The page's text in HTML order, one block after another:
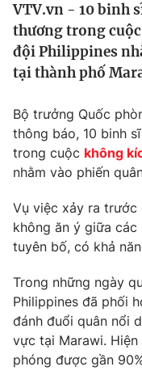
Thế giới
Tin tức
Thế giới đó đây
Câu chuyện quốc tế
Kinh tế
Thị trường
Góc doanh nghiệp
Dữ liệu và đời
Truyền hình
Hậu trường
Nhân vật
Khán giả
Giải sao mai
Giải trí
Điện ảnh
Sao
Đời sống
Du lịch
Làm đẹp
Chất lượng cuộc
Giáo dục
Tuyển sinh
Học trực tuyến
Công nghệ
VTV.vn - 10 binh
thương trong
đội Philippines
tại thành phố
Bộ trưởng Quốc
thông báo, 10 binh
trong cuộc không
nhằm vào phiến
Vụ việc xảy ra
không ăn ý giữa các
tuyên bố, có khả
Trong những ngày
Philippines đã phối
đánh đuổi quân nổi
vực tại Marawi.
phóng được gần